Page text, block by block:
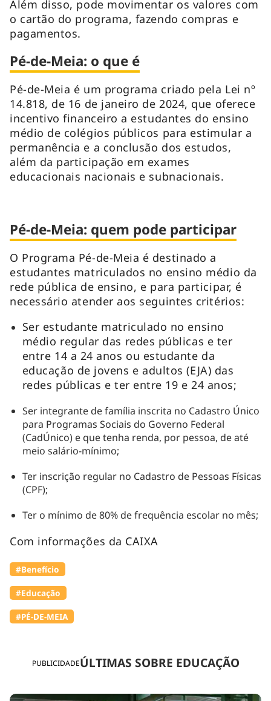
PUBLICIDADEÚLTIMAS SOBRE EDUCAÇÃO
Além disso, pode movimentar os valores com
o cartão do programa, fazendo compras e
pagamentos.
Pé-de-Meia: o que é
Pé-de-Meia é um programa criado pela Lei nº
14.818, de 16 de janeiro de 2024, que oferece
incentivo financeiro a estudantes do ensino
médio de colégios públicos para estimular a
permanência e a conclusão dos estudos,
além da participação em exames
educacionais nacionais e subnacionais.
Pé-de-Meia: quem pode participar
O Programa Pé-de-Meia é destinado a
estudantes matriculados no ensino médio da
rede pública de ensino, e para participar, é
necessário atender aos seguintes critérios:
Ser estudante matriculado no ensino
médio regular das redes públicas e ter
entre 14 a 24 anos ou estudante da
educação de jovens e adultos (EJA) das
redes públicas e ter entre 19 e 24 anos;
Ser integrante de família inscrita no Cadastro Único
para Programas Sociais do Governo Federal
(CadÚnico) e que tenha renda, por pessoa, de até
meio salário-mínimo;
Ter inscrição regular no Cadastro de Pessoas Físicas
(CPF);
Ter o mínimo de 80% de frequência escolar no mês;
Com informações da CAIXA
#Benefício
#Educação
#PÉ-DE-MEIA